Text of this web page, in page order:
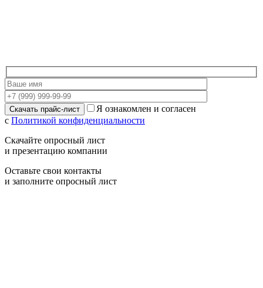
Я ознакомлен и согласен
с Политикой конфиденциальности
Скачайте опросный лист
и презентацию компании
Оставьте свои контакты
и заполните опросный лист